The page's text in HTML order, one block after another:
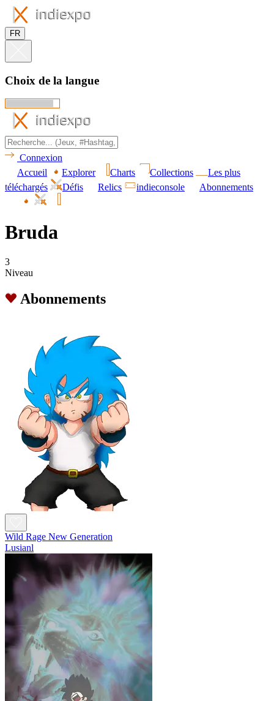
FR
Choix de la langue
Connexion
Accueil
Explorer Charts Collections
Les plus
téléchargés
Défis Relics indieconsole Abonnements
Bruda
3
Niveau
Abonnements
Wild Rage New Generation
Lusianl